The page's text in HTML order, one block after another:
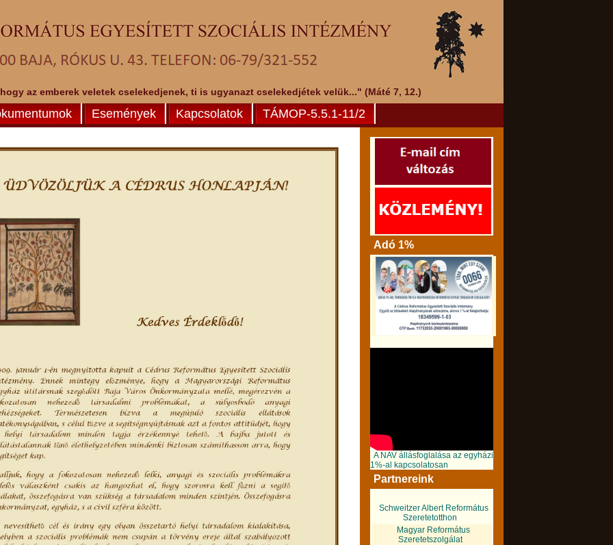
az emberek veletek cselekedjenek, ti is ugyanazt cselekedjétek velük..." (Máté 7, 12.)
Események Kapcsolatok TÁMOP-5.5.1-11/2
Adó 1%
A NAV állásfoglalása az egyházi
1%-al kapcsolatosan
Partnereink
Schweitzer Albert Református
Szeretetotthon
Magyar Református
Szeretetszolgálat